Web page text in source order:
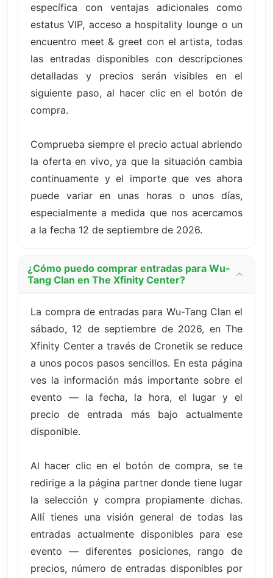
específica con ventajas adicionales como
estatus VIP, acceso a hospitality lounge o un
encuentro meet & greet con el artista, todas
las entradas disponibles con descripciones
detalladas y precios serán visibles en el
siguiente paso, al hacer clic en el botón de
compra.
Comprueba siempre el precio actual abriendo
la oferta en vivo, ya que la situación cambia
continuamente y el importe que ves ahora
puede variar en unas horas o unos días,
especialmente a medida que nos acercamos
a la fecha 12 de septiembre de 2026.
¿Cómo puedo comprar entradas para Wu-
Tang Clan en The Xfinity Center?
La compra de entradas para Wu-Tang Clan el
sábado, 12 de septiembre de 2026, en The
Xfinity Center a través de Cronetik se reduce
a unos pocos pasos sencillos. En esta página
ves la información más importante sobre el
evento — la fecha, la hora, el lugar y el
precio de entrada más bajo actualmente
disponible.
Al hacer clic en el botón de compra, se te
redirige a la página partner donde tiene lugar
la selección y compra propiamente dichas.
Allí tienes una visión general de todas las
entradas actualmente disponibles para ese
evento — diferentes posiciones, rango de
precios, número de entradas disponibles por